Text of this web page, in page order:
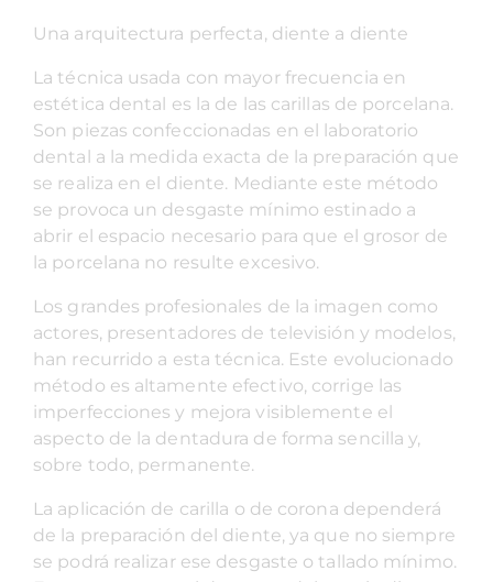
Una arquitectura perfecta, diente a diente
La técnica usada con mayor frecuencia en
estética dental es la de las carillas de porcelana.
Son piezas confeccionadas en el laboratorio
dental a la medida exacta de la preparación que
se realiza en el diente. Mediante este método
se provoca un desgaste mínimo estinado a
abrir el espacio necesario para que el grosor de
la porcelana no resulte excesivo.
Los grandes profesionales de la imagen como
actores, presentadores de televisión y modelos,
han recurrido a esta técnica. Este evolucionado
método es altamente efectivo, corrige las
imperfecciones y mejora visiblemente el
aspecto de la dentadura de forma sencilla y,
sobre todo, permanente.
La aplicación de carilla o de corona dependerá
de la preparación del diente, ya que no siempre
se podrá realizar ese desgaste o tallado mínimo.